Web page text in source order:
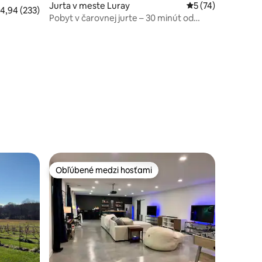
58
ohodnotenie 4,94 z 5, počet hodnotení: 233
4,94 (233)
Jurta v meste Luray Priemerné
5 (74)
Pobyt v čarovnej jurte – 30 minút od
84
Obľúbené medzi hosťami
Obľúbené medzi hosťami